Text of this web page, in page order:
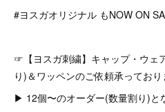
#ヨスガオリジナル もNOW ON
☞【ヨスガ刺繍】キャップ・ウェ
り)＆ワッペンのご依頼承っており
▶︎ 12個〜のオーダー(数量割り)と